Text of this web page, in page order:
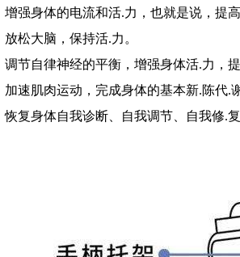
增强身体的电流和活.力，也就是说，提高
放松大脑，保持活.力。
调节自律神经的平衡，增强身体活.力，提
加速肌肉运动，完成身体的基本新.陈代.
恢复身体自我诊断、自我调节、自我修.